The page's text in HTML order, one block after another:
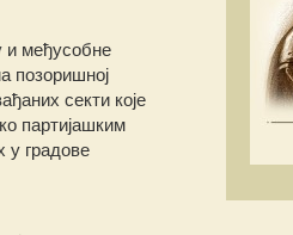
и међусобне
позоришној
секти које
партијашким
у градове